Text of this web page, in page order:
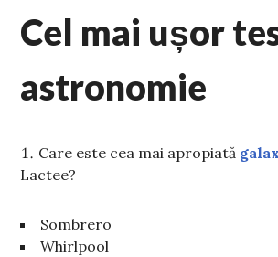
Cel mai ușor
astronomie
Care este cea mai apropiată
Lactee?
Sombrero
Whirlpool